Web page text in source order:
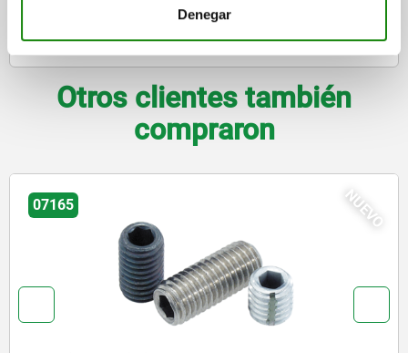
Denegar
Otros clientes también
compraron
NUEVO
07165